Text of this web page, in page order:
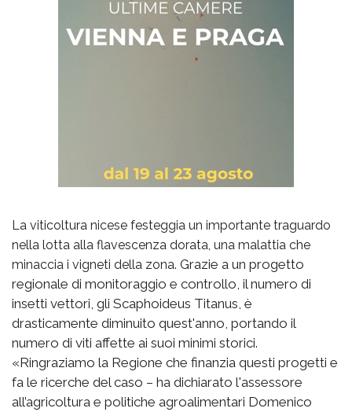
La viticoltura nicese festeggia un importante traguardo
nella lotta alla flavescenza dorata, una malattia che
minaccia i vigneti della zona. Grazie a un progetto
regionale di monitoraggio e controllo, il numero di
insetti vettori, gli Scaphoideus Titanus, è
drasticamente diminuito quest'anno, portando il
numero di viti affette ai suoi minimi storici.
«Ringraziamo la Regione che finanzia questi progetti e
fa le ricerche del caso – ha dichiarato l'assessore
all’agricoltura e politiche agroalimentari Domenico